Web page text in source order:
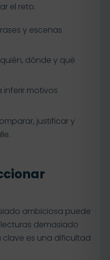
el reto.
y escenas
dónde y qué
motivos
justificar y
ambiciosa puede
demasiado
clave es una dificultad